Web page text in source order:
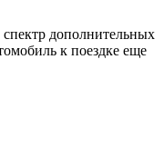
дополнительных
к поездке еще